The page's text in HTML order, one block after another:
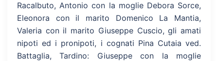
Racalbuto, Antonio con la moglie Debora Sorce,
Eleonora con il marito Domenico La Mantia,
Valeria con il marito Giuseppe Cuscio, gli amati
nipoti ed i pronipoti, i cognati Pina Cutaia ved.
Battaglia, Tardino: Giuseppe con la moglie